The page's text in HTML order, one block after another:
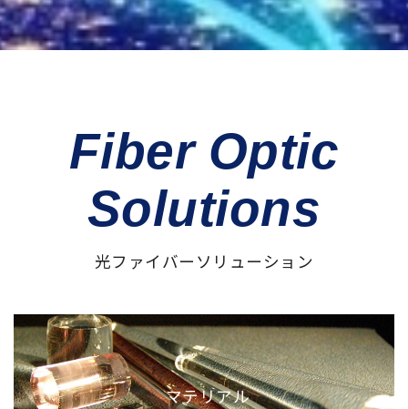
Fiber Optic
Solutions
光ファイバーソリューション
マテリアル